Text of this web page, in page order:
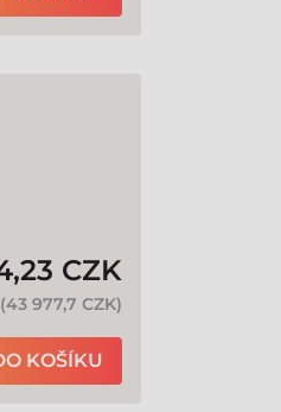
CZK
(43 977,7 CZK)
KOŠÍKU